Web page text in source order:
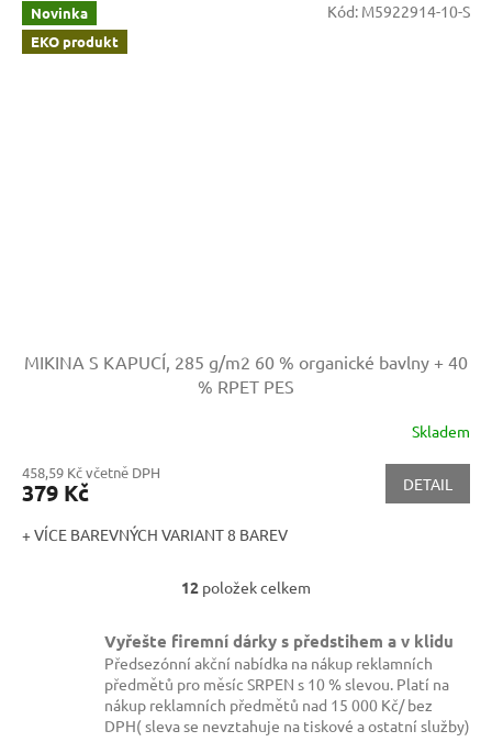
Novinka
EKO produkt
MIKINA S KAPUCÍ, 285 g/m2 60 % organické bavlny + 40
% RPET PES
Skladem
458,59 Kč včetně DPH
379 Kč DETAIL
+ VÍCE BAREVNÝCH VARIANT 8 BAREV
Kód: M5922914-10-S
O
l
á
d
a
c
12 položek celkem
Vyřešte firemní dárky s předstihem a v klidu
Předsezónní akční nabídka na nákup reklamních
předmětů pro měsíc SRPEN s 10 % slevou. Platí na
nákup reklamních předmětů nad 15 000 Kč/ bez
DPH( sleva se nevztahuje na tiskové a ostatní služby)